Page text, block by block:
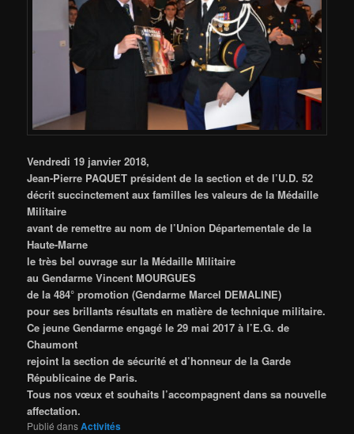
Vendredi 19 janvier 2018,
Jean-Pierre PAQUET président de la section et de l’U.D. 52
décrit succinctement aux familles les valeurs de la Médaille
Militaire
avant de remettre au nom de l’Union Départementale de la
Haute-Marne
le très bel ouvrage sur la Médaille Militaire
au Gendarme Vincent MOURGUES
de la 484° promotion (Gendarme Marcel DEMALINE)
pour ses brillants résultats en matière de technique militaire.
Ce jeune Gendarmeengagé le 29 mai 2017 à l’E.G. de
Chaumont
rejoint la section de sécurité et d’honneur de la Garde
Républicaine de Paris.
Tous nos vœux et souhaits l’accompagnent dans sa nouvelle
affectation.
Publié dansActivités